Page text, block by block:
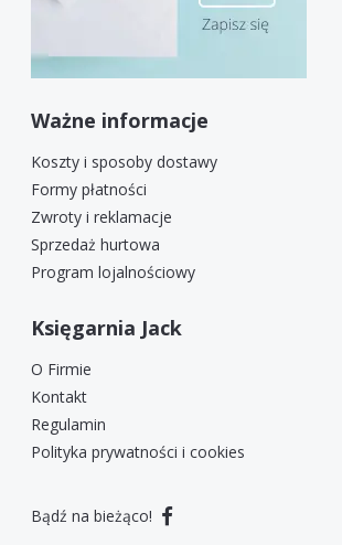
Ważne informacje
Koszty i sposoby dostawy
Formy płatności
Zwroty i reklamacje
Sprzedaż hurtowa
Program lojalnościowy
Księgarnia Jack
O Firmie
Kontakt
Regulamin
Polityka prywatności i cookies
Bądź na bieżąco!